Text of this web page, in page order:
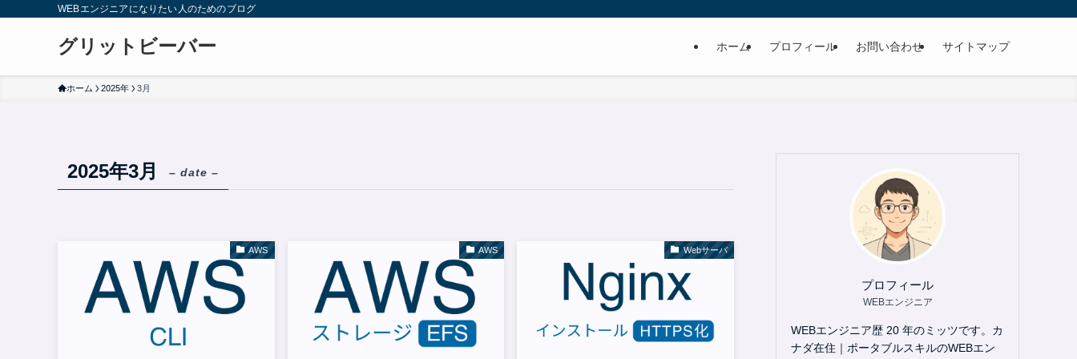
WEBエンジニアになりたい人のためのブログ
グリットビーバー ホーム プロフィール お問い合わせ サイトマップ
ホーム 2025年 3月
2025年3月 – date –
AWS AWS Webサーバ
プロフィール
WEBエンジニア
WEBエンジニア歴 20 年のミッツです。カ
ナダ在住｜ポータブルスキルのWEBエン